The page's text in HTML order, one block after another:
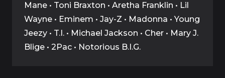
Mane • Toni Braxton • Aretha Franklin • Lil
Wayne • Eminem • Jay-Z • Madonna • Young
Jeezy • T.I. • Michael Jackson • Cher • Mary J.
Blige • 2Pac • Notorious B.I.G.